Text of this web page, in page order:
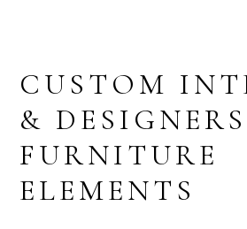
CUSTOM
& DESIGNERS
FURNITURE
ELEMENTS